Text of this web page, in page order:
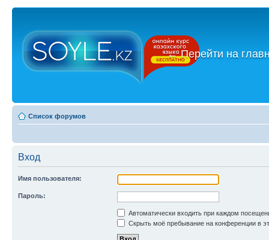
←Перейти на
Список форумов
Вход
Имя пользователя:
Пароль:
Автоматически входить при каждом
Скрыть моё пребывание на конференции в